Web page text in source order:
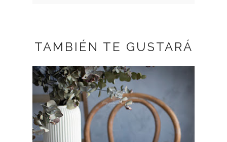
TAMBIÉN TE GUSTARÁ